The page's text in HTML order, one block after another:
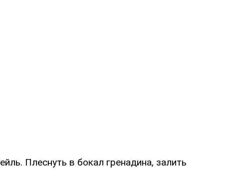
Плеснуть в бокал гренадина, залить